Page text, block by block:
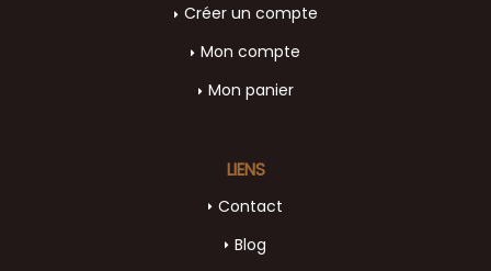
LIENS
Contact
Blog
Créer un compte
Mon compte
Mon panier